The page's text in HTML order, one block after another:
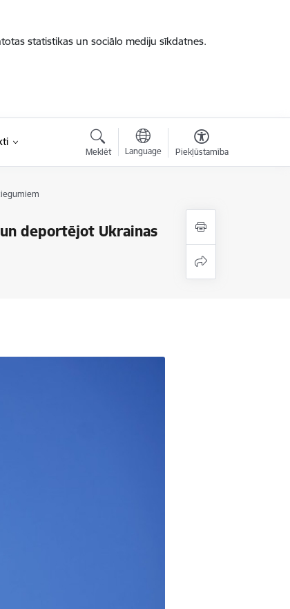
statistikas un sociālo mediju sīkdatnes.
Meklēt Language Piekļūstamība
deportējot Ukrainas